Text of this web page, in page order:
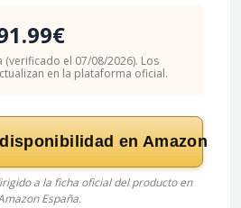
el 07/08/2026). Los
en la plataforma oficial.
en Amazon
a la ficha oficial del producto en
España.